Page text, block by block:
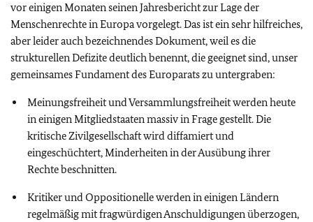
vor einigen Monaten seinen Jahresbericht zur Lage der
Menschenrechte in Europa vorgelegt. Das ist ein sehr hilfreiches,
aber leider auch bezeichnendes Dokument, weil es die
strukturellen Defizite deutlich benennt, die geeignet sind, unser
gemeinsames Fundament des Europarats zu untergraben:
Meinungsfreiheit und Versammlungsfreiheit werden heute
in einigen Mitgliedstaaten massiv in Frage gestellt. Die
kritische Zivilgesellschaft wird diffamiert und
eingeschüchtert, Minderheiten in der Ausübung ihrer
Rechte beschnitten.
Kritiker und Oppositionelle werden in einigen Ländern
regelmäßig mit fragwürdigen Anschuldigungen überzogen,